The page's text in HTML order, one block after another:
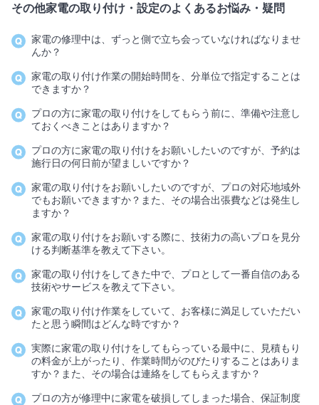
その他家電の取り付け・設定のよくあるお悩み・疑問
家電の修理中は、ずっと側で立ち会っていなければなりませ
んか？
家電の取り付け作業の開始時間を、分単位で指定することは
できますか？
プロの方に家電の取り付けをしてもらう前に、準備や注意し
ておくべきことはありますか？
プロの方に家電の取り付けをお願いしたいのですが、予約は
施行日の何日前が望ましいですか？
家電の取り付けをお願いしたいのですが、プロの対応地域外
でもお願いできますか？また、その場合出張費などは発生し
ますか？
家電の取り付けをお願いする際に、技術力の高いプロを見分
ける判断基準を教えて下さい。
家電の取り付けをしてきた中で、プロとして一番自信のある
技術やサービスを教えて下さい。
家電の取り付け作業をしていて、お客様に満足していただい
たと思う瞬間はどんな時ですか？
実際に家電の取り付けをしてもらっている最中に、見積もり
の料金が上がったり、作業時間がのびたりすることはありま
すか？また、その場合は連絡をしてもらえますか？
プロの方が修理中に家電を破損してしまった場合、保証制度